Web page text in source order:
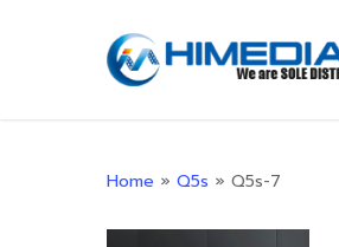
Home » Q5s » Q5s-7